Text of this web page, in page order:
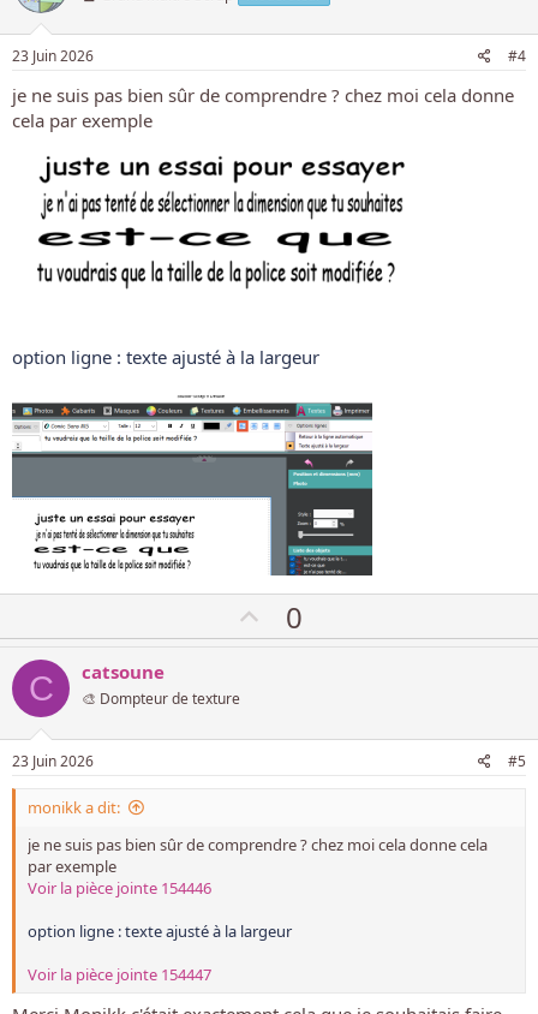
p
s
i
i
f
23 Juin 2026 #4
je ne suis pas bien sûr de comprendre ? chez moi cela donne
cela par exemple
option ligne : texte ajusté à la largeur
o
p
t
0
C catsoune
🎨 Dompteur de texture
23 Juin 2026 #5
monikk a dit:
je ne suis pas bien sûr de comprendre ? chez moi cela donne cela
par exemple
Voir la pièce jointe 154446
option ligne : texte ajusté à la largeur
Voir la pièce jointe 154447